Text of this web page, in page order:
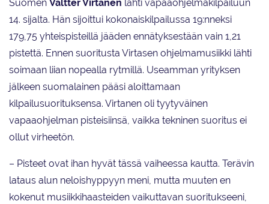
Suomen Valtter Virtanen lähti vapaaohjelmakilpailuun
14. sijalta. Hän sijoittui kokonaiskilpailussa 19:nneksi
179,75 yhteispisteillä jääden ennätyksestään vain 1,21
pistettä. Ennen suoritusta Virtasen ohjelmamusiikki lähti
soimaan liian nopealla rytmillä. Useamman yrityksen
jälkeen suomalainen pääsi aloittamaan
kilpailusuorituksensa. Virtanen oli tyytyväinen
vapaaohjelman pisteisiinsä, vaikka tekninen suoritus ei
ollut virheetön.
– Pisteet ovat ihan hyvät tässä vaiheessa kautta. Terävin
lataus alun neloishyppyyn meni, mutta muuten en
kokenut musiikkihaasteiden vaikuttavan suoritukseeni,